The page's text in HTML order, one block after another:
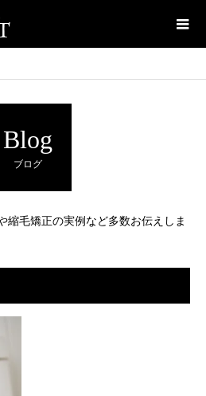
Blog
ブログ
縮毛矯正の実例など多数お伝えしま